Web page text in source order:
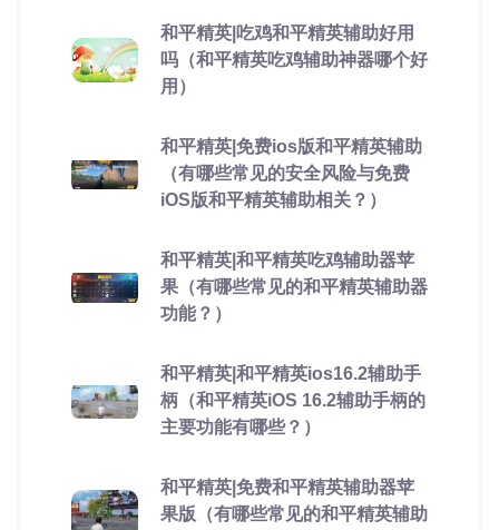
和平精英|吃鸡和平精英辅助好用
吗（和平精英吃鸡辅助神器哪个好
用）
和平精英|免费ios版和平精英辅助
（有哪些常见的安全风险与免费
iOS版和平精英辅助相关？）
和平精英|和平精英吃鸡辅助器苹
果（有哪些常见的和平精英辅助器
功能？）
和平精英|和平精英ios16.2辅助手
柄（和平精英iOS 16.2辅助手柄的
主要功能有哪些？）
和平精英|免费和平精英辅助器苹
果版（有哪些常见的和平精英辅助